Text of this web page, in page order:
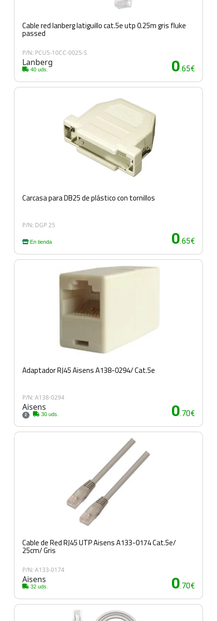
Cable red lanberg latiguillo cat.5e utp 0.25m gris fluke
passed
P/N: PCU5-10CC-0025-S
Lanberg
40 uds. 0.65€
Carcasa para DB25 de plástico con tornillos
P/N: DGP 25
En tienda 0.65€
Adaptador RJ45 Aisens A138-0294/ Cat.5e
P/N: A138-0294
Aisens
2 30 uds. 0.70€
Cable de Red RJ45 UTP Aisens A133-0174 Cat.5e/
25cm/ Gris
P/N: A133-0174
Aisens
32 uds. 0.70€